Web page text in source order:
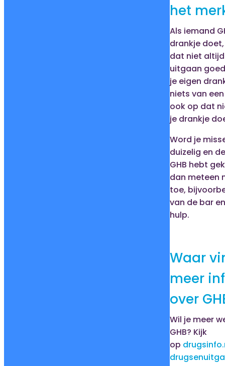
het
Als iemand
drankje
dat niet
uitgaan
je eigen
niets van
ook op dat
je drankje
Word je
duizelig en
GHB hebt
dan meteen
toe,
van de bar
hulp.
Waar
meer
over
Wil je meer
GHB? Kijk
op